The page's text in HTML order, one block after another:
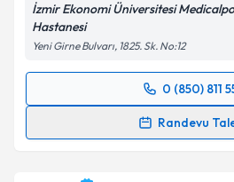
kapsamda işlenmesini
İzmir Ekonomi Üniversitesi
Hastanesi
Yeni Girne Bulvarı, 1825. Sk. No:12
0 (850) 811
Randevu
Randevu Takvimi Talebi